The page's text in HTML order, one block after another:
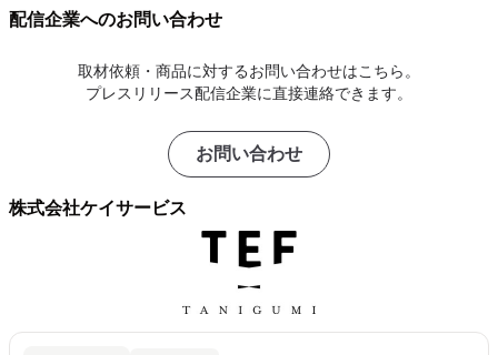
配信企業へのお問い合わせ
取材依頼・商品に対するお問い合わせはこちら。
プレスリリース配信企業に直接連絡できます。
お問い合わせ
株式会社ケイサービス